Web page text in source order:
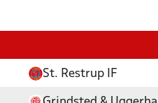
St. Restrup IF